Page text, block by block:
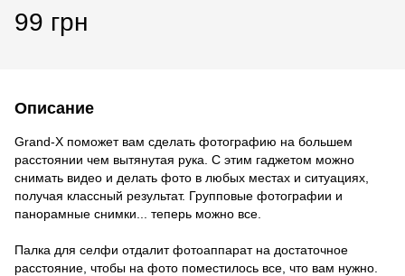
99 грн
Описание
Grand-X поможет вам сделать фотографию на большем
расстоянии чем вытянутая рука. С этим гаджетом можно
снимать видео и делать фото в любых местах и ситуациях,
получая классный результат. Групповые фотографии и
панорамные снимки... теперь можно все.
Палка для селфи отдалит фотоаппарат на достаточное
расстояние, чтобы на фото поместилось все, что вам нужно.